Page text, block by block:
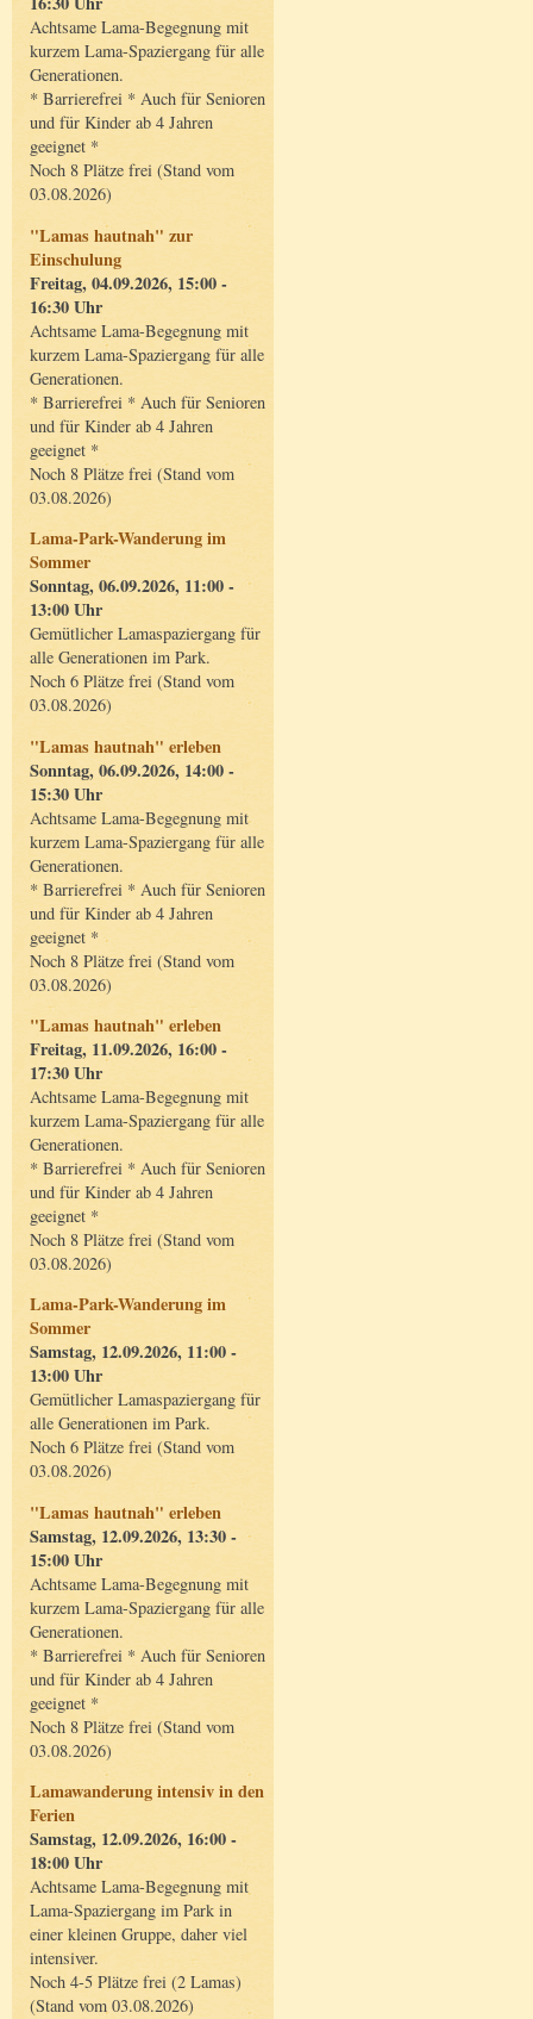
Achtsame Lama-Begegnung mit
kurzem Lama-Spaziergang für alle
Generationen.
* Barrierefrei * Auch für Senioren
und für Kinder ab 4 Jahren
geeignet *
Noch 8 Plätze frei (Stand vom
03.08.2026)
"Lamas hautnah" zur
Einschulung
Freitag, 04.09.2026, 15:00 -
16:30 Uhr
Achtsame Lama-Begegnung mit
kurzem Lama-Spaziergang für alle
Generationen.
* Barrierefrei * Auch für Senioren
und für Kinder ab 4 Jahren
geeignet *
Noch 8 Plätze frei (Stand vom
03.08.2026)
Lama-Park-Wanderung im
Sommer
Sonntag, 06.09.2026, 11:00 -
13:00 Uhr
Gemütlicher Lamaspaziergang für
alle Generationen im Park.
Noch 6 Plätze frei (Stand vom
03.08.2026)
"Lamas hautnah" erleben
Sonntag, 06.09.2026, 14:00 -
15:30 Uhr
Achtsame Lama-Begegnung mit
kurzem Lama-Spaziergang für alle
Generationen.
* Barrierefrei * Auch für Senioren
und für Kinder ab 4 Jahren
geeignet *
Noch 8 Plätze frei (Stand vom
03.08.2026)
"Lamas hautnah" erleben
Freitag, 11.09.2026, 16:00 -
17:30 Uhr
Achtsame Lama-Begegnung mit
kurzem Lama-Spaziergang für alle
Generationen.
* Barrierefrei * Auch für Senioren
und für Kinder ab 4 Jahren
geeignet *
Noch 8 Plätze frei (Stand vom
03.08.2026)
Lama-Park-Wanderung im
Sommer
Samstag, 12.09.2026, 11:00 -
13:00 Uhr
Gemütlicher Lamaspaziergang für
alle Generationen im Park.
Noch 6 Plätze frei (Stand vom
03.08.2026)
"Lamas hautnah" erleben
Samstag, 12.09.2026, 13:30 -
15:00 Uhr
Achtsame Lama-Begegnung mit
kurzem Lama-Spaziergang für alle
Generationen.
* Barrierefrei * Auch für Senioren
und für Kinder ab 4 Jahren
geeignet *
Noch 8 Plätze frei (Stand vom
03.08.2026)
Lamawanderung intensiv in den
Ferien
Samstag, 12.09.2026, 16:00 -
18:00 Uhr
Achtsame Lama-Begegnung mit
Lama-Spaziergang im Park in
einer kleinen Gruppe, daher viel
intensiver.
Noch 4-5 Plätze frei (2 Lamas)
(Stand vom 03.08.2026)